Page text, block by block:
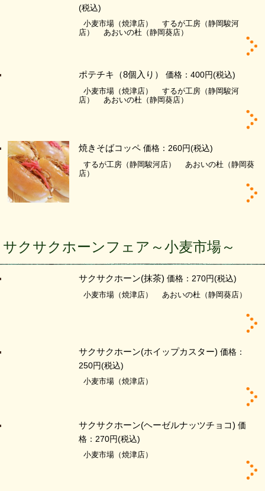
(税込)
小麦市場（焼津店）
するが工房（静岡駿河
店）
あおいの杜（静岡葵店）
ポテチキ（8個入り） 価格：400円(税込)
小麦市場（焼津店）
するが工房（静岡駿河
店）
あおいの杜（静岡葵店）
焼きそばコッペ 価格：260円(税込)
するが工房（静岡駿河店）
あおいの杜（静岡葵
店）
サクサクホーンフェア～小麦市場～
サクサクホーン(抹茶) 価格：270円(税込)
小麦市場（焼津店） あおいの杜（静岡葵店）
サクサクホーン(ホイップカスター) 価格：
250円(税込)
小麦市場（焼津店）
サクサクホーン(ヘーゼルナッツチョコ) 価
格：270円(税込)
小麦市場（焼津店）